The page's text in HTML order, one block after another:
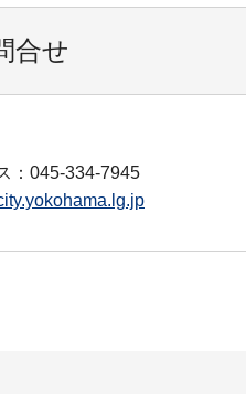
合せ
：045-334-7945